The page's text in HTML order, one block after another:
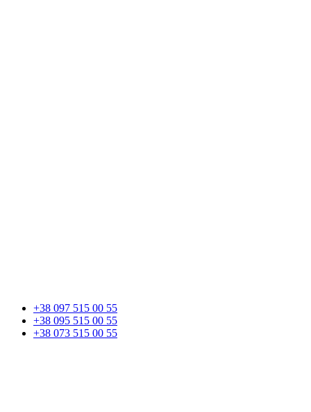
+38 097 515 00 55
+38 095 515 00 55
+38 073 515 00 55